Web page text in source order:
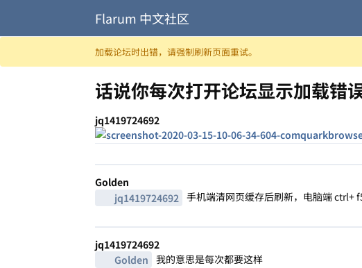
跳至内容
Flarum 中文社区
加载论坛时出错，请强制刷新页面重试。
话说你每次打开论坛显示加载错
jq1419724692
Golden
jq1419724692 手机端清网页缓存后刷新，电脑端 ctrl+
jq1419724692
Golden 我的意思是每次都要这样